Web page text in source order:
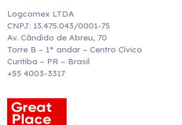
Logcomex LTDA
CNPJ: 13.475.043/0001-75
Av. Cândido de Abreu, 70
Torre B – 1° andar – Centro Cívico
Curitiba – PR – Brasil
+55 4003-3317